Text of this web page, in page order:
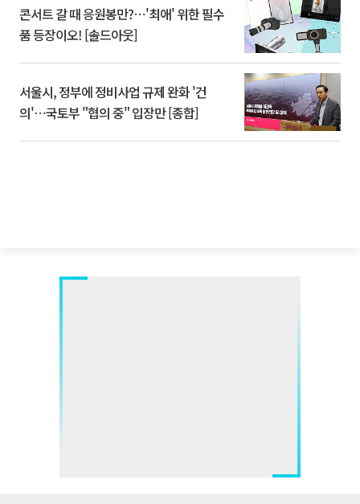
콘서트 갈 때 응원봉만?⋯'최애' 위한 필수
품 등장이오! [솔드아웃]
서울시, 정부에 정비사업 규제 완화 '건
의'⋯국토부 "협의 중" 입장만 [종합]